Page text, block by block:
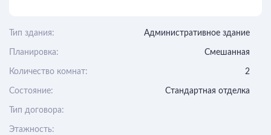
Тип здания: Административное здание
Планировка: Смешанная
Количество комнат: 2
Состояние: Стандартная отделка
Тип договора:
Этажность: